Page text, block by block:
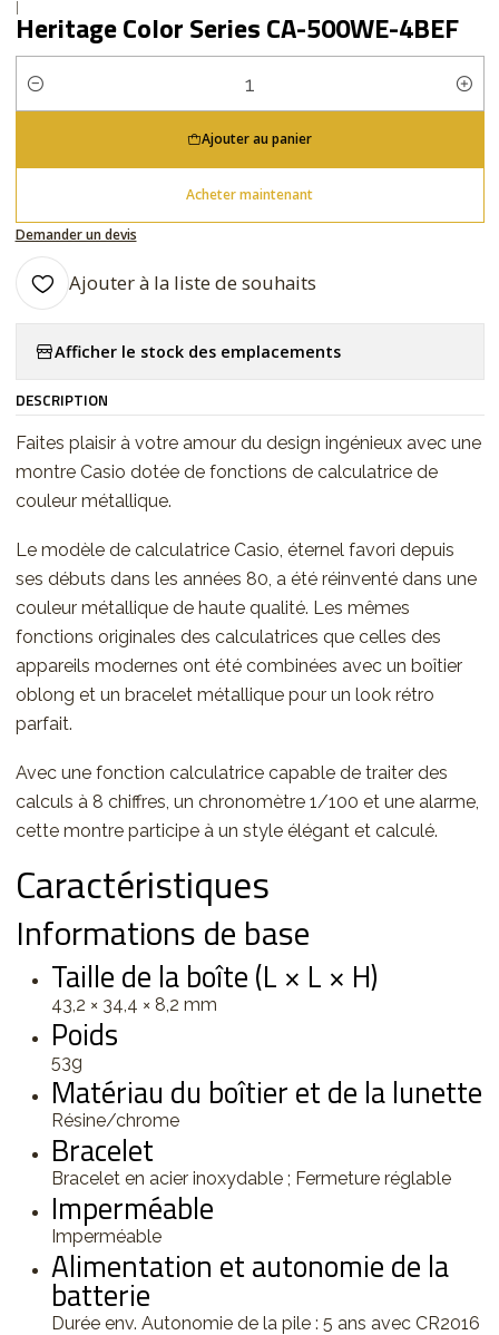
|
Heritage Color Series CA-500WE-4BEF
Quantité
Ajouter au panier
Acheter maintenant
Demander un devis
Ajouter à la liste de souhaits
Afficher le stock des emplacements
DESCRIPTION
Faites plaisir à votre amour du design ingénieux avec une
montre Casio dotée de fonctions de calculatrice de
couleur métallique.
Le modèle de calculatrice Casio, éternel favori depuis
ses débuts dans les années 80, a été réinventé dans une
couleur métallique de haute qualité. Les mêmes
fonctions originales des calculatrices que celles des
appareils modernes ont été combinées avec un boîtier
oblong et un bracelet métallique pour un look rétro
parfait.
Avec une fonction calculatrice capable de traiter des
calculs à 8 chiffres, un chronomètre 1/100 et une alarme,
cette montre participe à un style élégant et calculé.
Caractéristiques
Informations de base
Taille de la boîte (L × L × H)
43,2 × 34,4 × 8,2 mm
Poids
53g
Matériau du boîtier et de la lunette
Résine/chrome
Bracelet
Bracelet en acier inoxydable ; Fermeture réglable
Imperméable
Imperméable
Alimentation et autonomie de la
batterie
Durée env. Autonomie de la pile : 5 ans avec CR2016